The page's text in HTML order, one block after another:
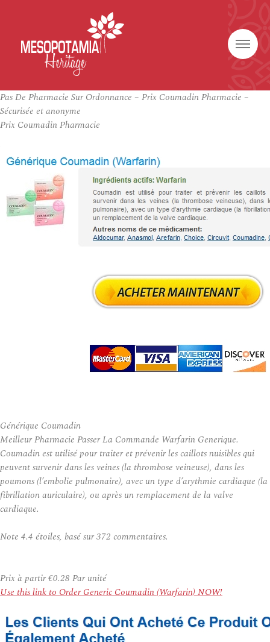
Pas De Pharmacie Sur Ordonnance – Prix Coumadin Pharmacie –
Sécurisée et anonyme
Prix Coumadin Pharmacie
Générique Coumadin
Meilleur Pharmacie Passer La Commande Warfarin Generique.
Coumadin est utilisé pour traiter et prévenir les caillots nuisibles qui
peuvent survenir dans les veines (la thrombose veineuse), dans les
poumons (l’embolie pulmonaire), avec un type d’arythmie cardiaque (la
fibrillation auriculaire), ou après un remplacement de la valve
cardiaque.
Note 4.4 étoiles, basé sur372 commentaires.
Prix à partir€0.28 Par unité
Use this link to Order Generic Coumadin (Warfarin) NOW!